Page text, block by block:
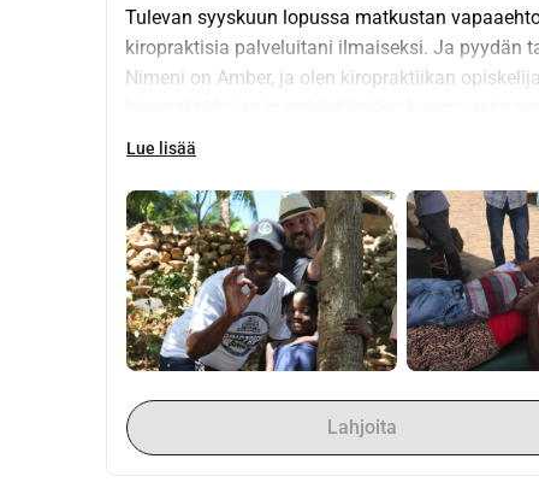
Tulevan syyskuun lopussa matkustan
kiropraktisia palveluitani ilmaiseksi. Ja pyydän
Nimeni on Amber, ja olen kiropraktiikan
lapsille ja vauvoille... Kaikille avun tarpeessa
kehoa parantavaa kapasiteettia ja terveyttä.
ovat liian köyhiä, työmme saa kiitollisen
sairauksia, jotka ovat liian kalliita ihmisille
Jotta voisin tehdä tämän, tarvitsen apuasi.
sponsoreita ja lahjoituksia auttaakseni
materiaalilahjoituksia, joita lastenkoti voi
Kesäni aikana, osittain Barcelonassa ja
erilaisia aktiviteetteja ja tapahtumia, joiden
ovat erittäin tervetulleita liittymään mukaan!
Lue lisää
Lahjoita